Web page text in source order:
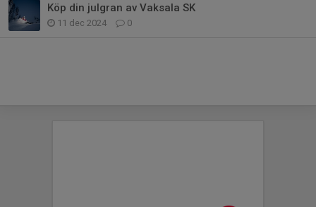
Köp din julgran av Vaksala SK
11 dec 2024 0